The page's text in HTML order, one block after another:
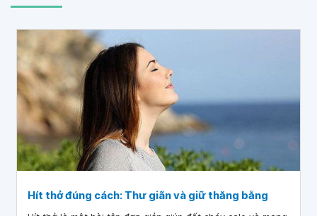
Hít thở đúng cách: Thư giãn và giữ thăng bằng